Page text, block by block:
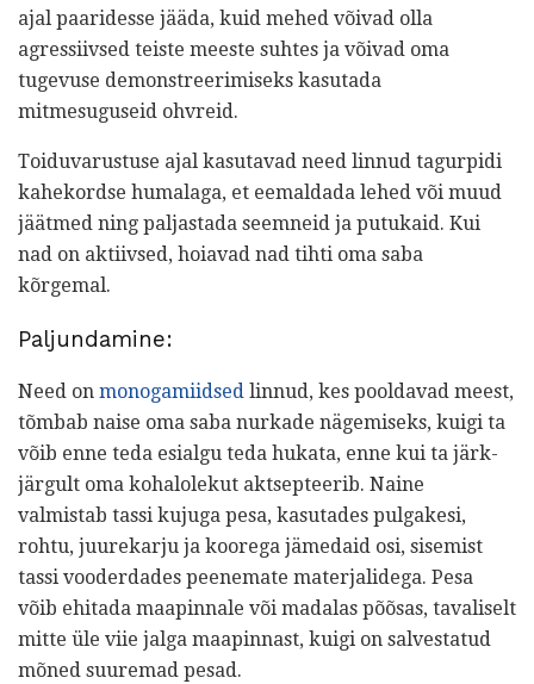
ajal paaridesse jääda, kuid mehed võivad olla
agressiivsed teiste meeste suhtes ja võivad oma
tugevuse demonstreerimiseks kasutada
mitmesuguseid ohvreid.
Toiduvarustuse ajal kasutavad need linnud tagurpidi
kahekordse humalaga, et eemaldada lehed või muud
jäätmed ning paljastada seemneid ja putukaid. Kui
nad on aktiivsed, hoiavad nad tihti oma saba
kõrgemal.
Paljundamine:
Need on monogamiidsed linnud, kes pooldavad meest,
tõmbab naise oma saba nurkade nägemiseks, kuigi ta
võib enne teda esialgu teda hukata, enne kui ta järk-
järgult oma kohalolekut aktsepteerib. Naine
valmistab tassi kujuga pesa, kasutades pulgakesi,
rohtu, juurekarju ja koorega jämedaid osi, sisemist
tassi vooderdades peenemate materjalidega. Pesa
võib ehitada maapinnale või madalas põõsas, tavaliselt
mitte üle viie jalga maapinnast, kuigi on salvestatud
mõned suuremad pesad.